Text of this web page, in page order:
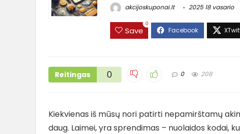
akcijoskuponai.lt 2025 18 vasario
Save
0
Reitingas 0 0 208
Kiekvienas iš mūsų nori patirti nepamirštamų
daug. Laimei, yra sprendimas – nuolaidos kodai,